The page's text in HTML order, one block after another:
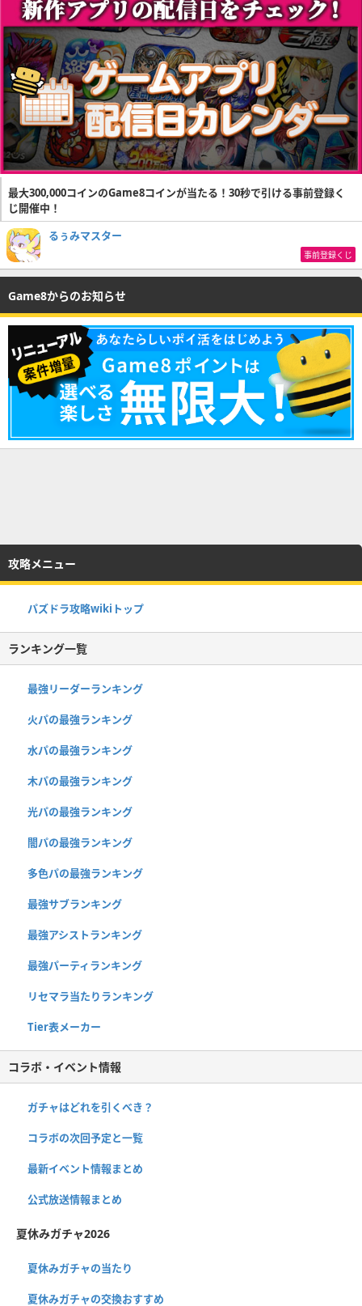
最大300,000コインのGame8コインが当たる！30秒で引ける事前登録く
じ開催中！
るぅみマスター
事前登録くじ
Game8からのお知らせ
攻略メニュー
パズドラ攻略wikiトップ
ランキング一覧
最強リーダーランキング
火パの最強ランキング
水パの最強ランキング
木パの最強ランキング
光パの最強ランキング
闇パの最強ランキング
多色パの最強ランキング
最強サブランキング
最強アシストランキング
最強パーティランキング
リセマラ当たりランキング
Tier表メーカー
コラボ・イベント情報
ガチャはどれを引くべき？
コラボの次回予定と一覧
最新イベント情報まとめ
公式放送情報まとめ
夏休みガチャ2026
夏休みガチャの当たり
夏休みガチャの交換おすすめ